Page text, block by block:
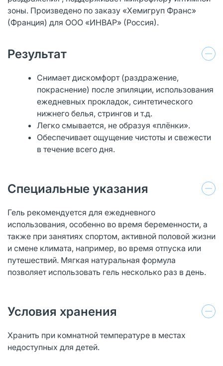
зоны. Произведено по заказу «Хемигруп Франс»
(Франция) для ООО «ИНВАР» (Россия).
Результат
Снимает дискомфорт (раздражение,
покраснение) после эпиляции, использования
ежедневных прокладок, синтетического
нижнего белья, стрингов и т.д.
Легко смывается, не образуя «плёнки».
Обеспечивает ощущение чистоты и свежести
в течение всего дня.
Специальные указания
Гель рекомендуется для ежедневного
использования, особенно во время беременности, а
также при занятиях спортом, активной половой жизни
и смене климата, например, во время отпуска или
путешествий. Мягкая натуральная формула
позволяет использовать гель несколько раз в день.
Условия хранения
Хранить при комнатной температуре в местах
недоступных для детей.